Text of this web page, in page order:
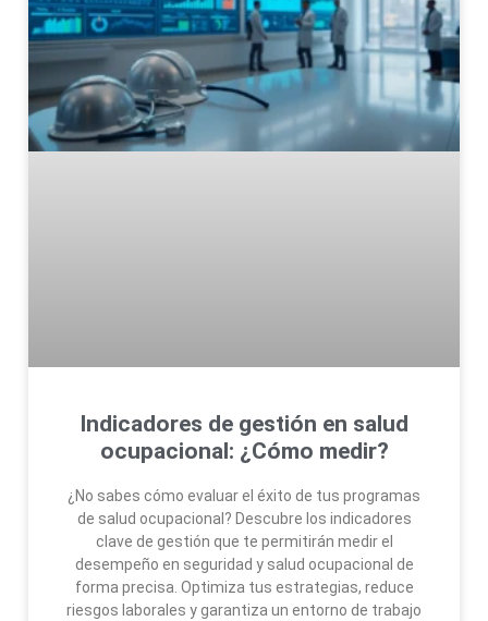
Indicadores de gestión en salud
ocupacional: ¿Cómo medir?
¿No sabes cómo evaluar el éxito de tus programas
de salud ocupacional? Descubre los indicadores
clave de gestión que te permitirán medir el
desempeño en seguridad y salud ocupacional de
forma precisa. Optimiza tus estrategias, reduce
riesgos laborales y garantiza un entorno de trabajo